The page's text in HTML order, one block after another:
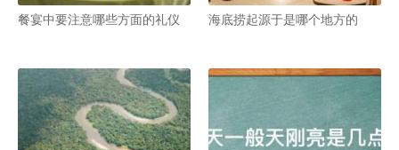
餐宴中要注意哪些方面的礼仪 海底捞起源于是哪个地方的